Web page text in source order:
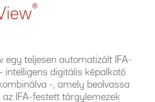
®
egy teljesen automatizált IFA-
intelligens digitális képalkotó
-, amely beolvassa
az IFA-festett tárgylemezek